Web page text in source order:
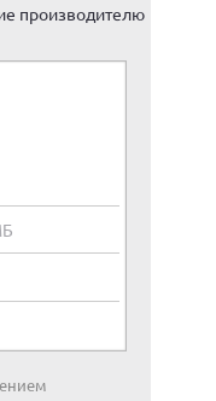
производителю